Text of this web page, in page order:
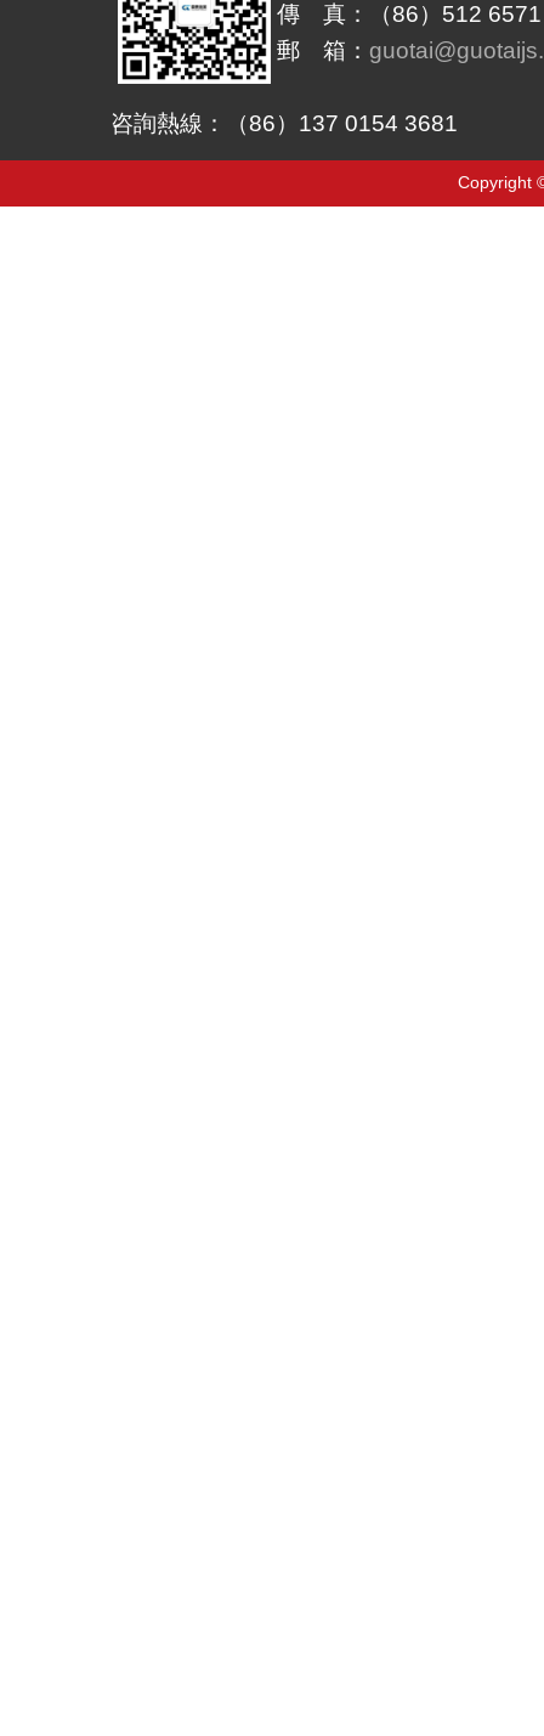
傳 真：（86）512
郵 箱：
咨詢熱線：（86）137 0154 3681
Copyright